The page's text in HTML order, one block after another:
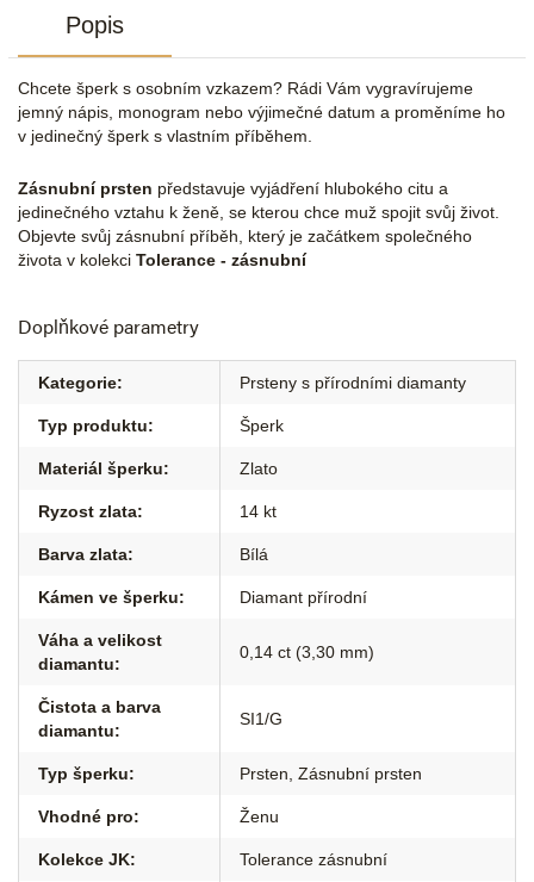
Popis
Chcete šperk s osobním vzkazem? Rádi Vám vygravírujeme
jemný nápis, monogram nebo výjimečné datum a proměníme ho
v jedinečný šperk s vlastním příběhem.
Zásnubní prsten představuje vyjádření hlubokého citu a
jedinečného vztahu k ženě, se kterou chce muž spojit svůj život.
Objevte svůj zásnubní příběh, který je začátkem společného
života v kolekci Tolerance - zásnubní
Doplňkové parametry
Kategorie: Prsteny s přírodními diamanty
Typ produktu: Šperk
Materiál šperku: Zlato
Ryzost zlata: 14 kt
Barva zlata: Bílá
Kámen ve šperku: Diamant přírodní
Váha a velikost
diamantu:
0,14 ct (3,30 mm)
Čistota a barva
diamantu:
SI1/G
Typ šperku: Prsten Zásnubní prsten
Vhodné pro: Ženu
Kolekce JK: Tolerance zásnubní